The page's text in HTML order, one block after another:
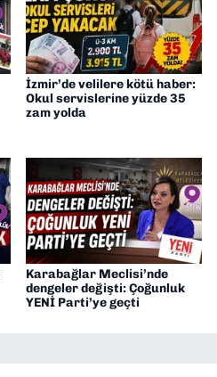
İzmir’de velilere kötü haber:
Okul servislerine yüzde 35
zam yolda
Karabağlar Meclisi’nde
dengeler değişti: Çoğunluk
YENİ Parti’ye geçti